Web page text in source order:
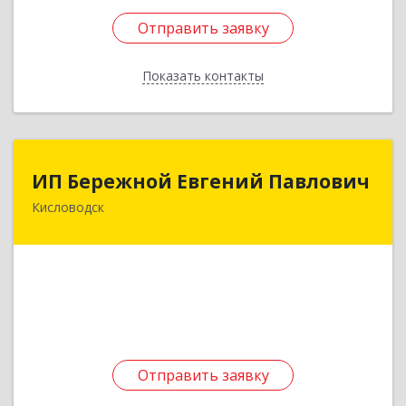
Отправить заявку
Показать контакты
Отправить заявку
Назад
ИП Бережной Евгений Павлович
Кисловодск
Отправить заявку
ИП Бережной Евгений Павлович
357748, Ставропольский край, Кисловодск г,
Отправить заявку